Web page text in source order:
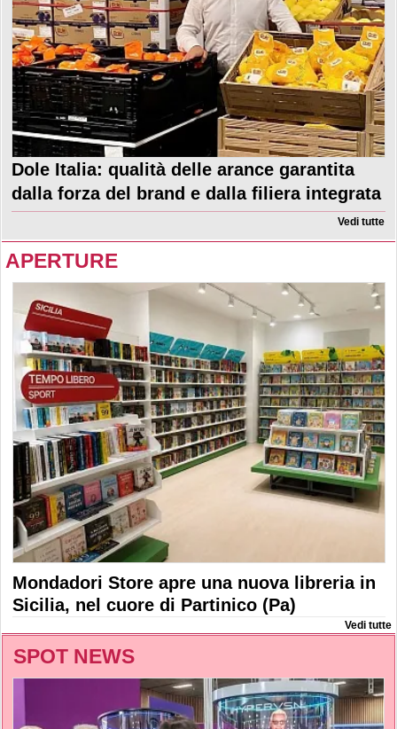
Dole Italia: qualità delle arance garantita
dalla forza del brand e dalla filiera integrata
Vedi tutte
APERTURE
Mondadori Store apre una nuova libreria in
Sicilia, nel cuore di Partinico (Pa)
Vedi tutte
SPOT NEWS